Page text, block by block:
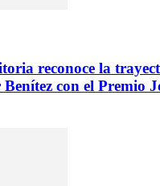
reconoce la
con el Premio